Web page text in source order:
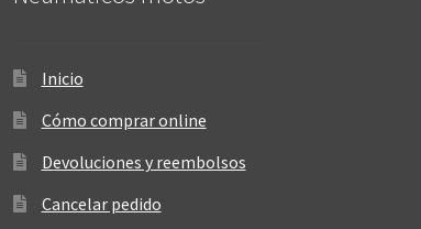
Inicio
Cómo comprar online
Devoluciones y reembolsos
Cancelar pedido